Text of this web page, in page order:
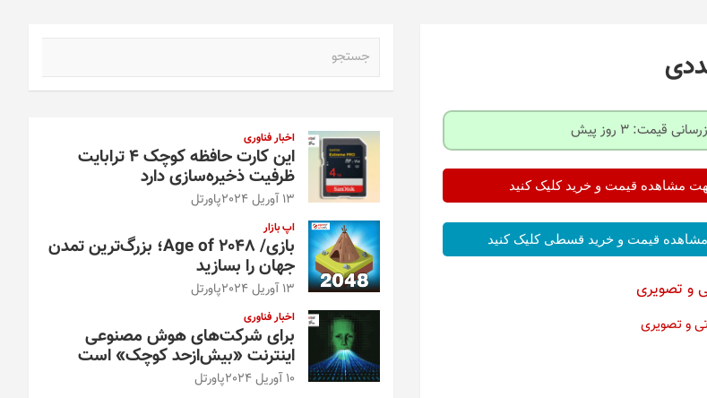
قیمت: 3 روز پیش
مشاهده قیمت و خرید کلیک کنید
قیمت و خرید قسطی کلیک کنید
و تصویری
و تصویری
اخبار فناوری
این کارت حافظه کوچک ۴ ترابایت
ظرفیت ذخیره‌سازی دارد
13 آوریل 2024 پاورتل
اپ بازار
بازی/ Age of 2048؛ بزرگ‌ترین تمدن
جهان را بسازید
13 آوریل 2024 پاورتل
اخبار فناوری
برای شرکت‌های هوش مصنوعی
اینترنت «بیش‌از‌حد کوچک» است
10 آوریل 2024 پاورتل